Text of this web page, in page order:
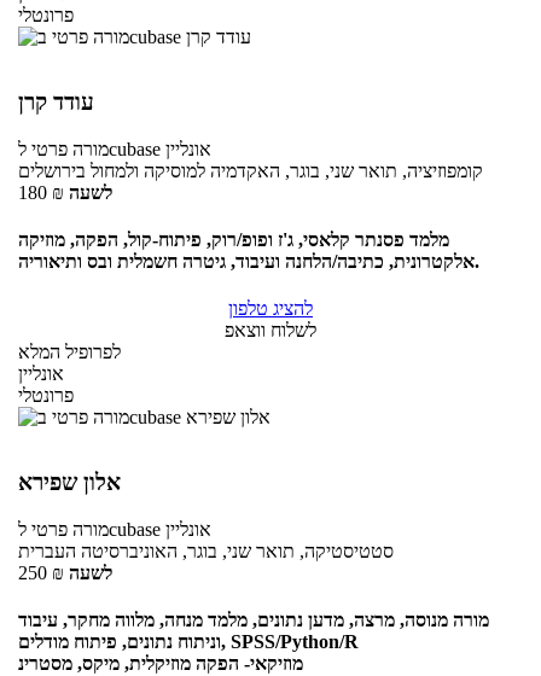
פרונטלי
עודד קרן
מורה פרטילcubase אונליין
קומפוזיציה, תואר שני, בוגר, האקדמיה למוסיקה ולמחול בירושלים
180 ₪ לשעה
מלמד פסנתר קלאסי, ג'ז ופופ/רוק, פיתוח-קול, הפקה, מוזיקה
אלקטרונית, כתיבה/הלחנה ועיבוד, גיטרה חשמלית ובס ותיאוריה.
להציג טלפון
לשלוח ווצאפ
לפרופיל המלא
אונליין
פרונטלי
אלון שפירא
מורה פרטילcubase אונליין
סטטיסטיקה, תואר שני, בוגר, האוניברסיטה העברית
250 ₪ לשעה
מורה מנוסה, מרצה, מדען נתונים, מלמד מנחה, מלווה מחקר, עיבוד
וניתוח נתונים, פיתוח מודלים, SPSS/Python/R
מוזיקאי- הפקה מוזיקלית, מיקס, מסטרינ